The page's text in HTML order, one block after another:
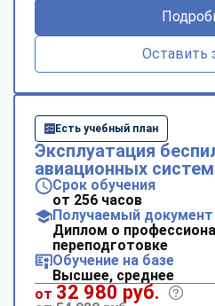
Оставить
Есть учебный план
Эксплуатация
авиационных систем
Срок обучения
от 256 часов
Получаемый документ
Диплом о
переподготовке
Обучение на базе
Высшее, среднее
от 32 980 руб.